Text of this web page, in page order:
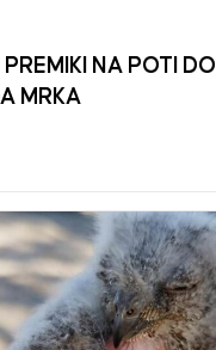
PREMIKI NA POTI DO
MRKA